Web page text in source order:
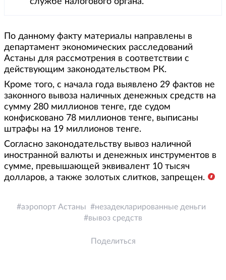
По данному факту материалы направлены в
департамент экономических расследований
Астаны для рассмотрения в соответствии с
действующим законодательством РК.
Кроме того, с начала года выявлено 29 фактов не
законного вывоза наличных денежных средств на
сумму 280 миллионов тенге, где судом
конфисковано 78 миллионов тенге, выписаны
штрафы на 19 миллионов тенге.
Согласно законодательству вывоз наличной
иностранной валюты и денежных инструментов в
сумме, превышающей эквивалент 10 тысяч
долларов, а также золотых слитков, запрещен.
аэропорт Астаны
незадекларированные деньги
вывоз средств
Поделиться